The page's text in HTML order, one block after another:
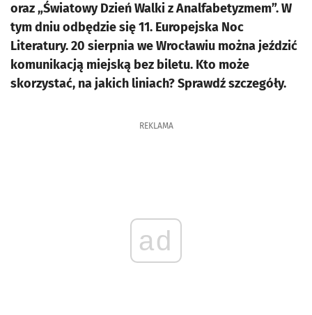
oraz „Światowy Dzień Walki z Analfabetyzmem”. W
tym dniu odbędzie się 11. Europejska Noc
Literatury. 20 sierpnia we Wrocławiu można jeździć
komunikacją miejską bez biletu. Kto może
skorzystać, na jakich liniach? Sprawdź szczegóły.
REKLAMA
ad